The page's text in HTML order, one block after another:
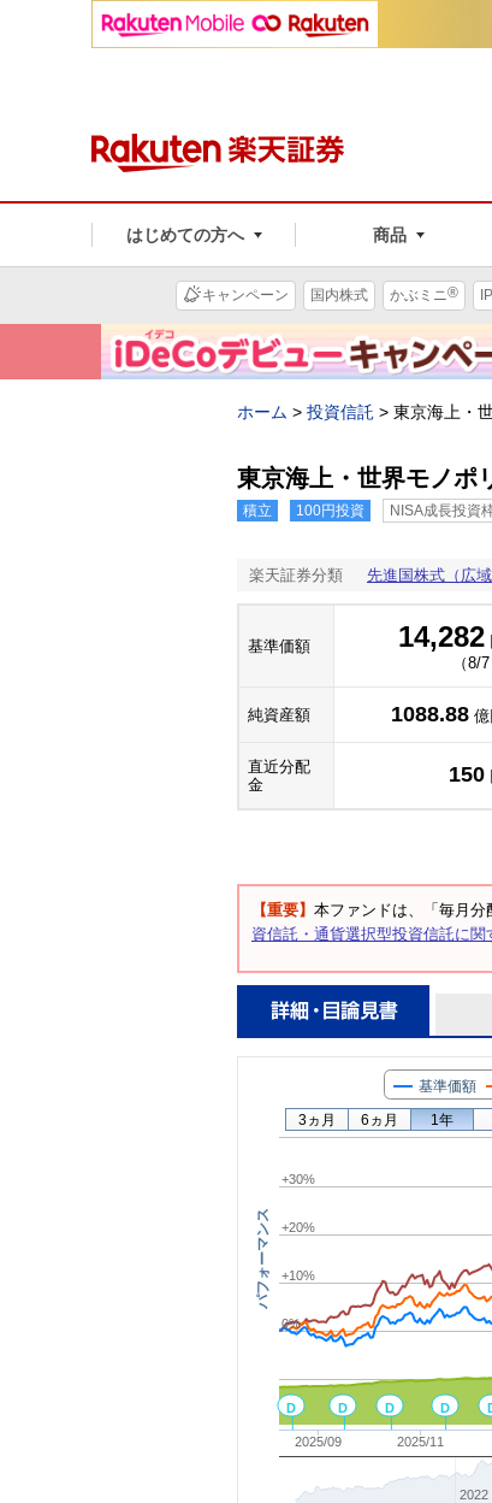
はじめての方へ 商品
キャンペーン 国内株式 かぶミニ®
ホーム > 投資信託 > 東京海上・
東京海上・世界モノポ
積立 100円投資 NISA成長投資
楽天証券分類 先進国株式（広
基準価額 14,282
（8/7
純資産額 1088.88 億
直近分配
金
150
【重要】 本ファンドは、「毎月分
資信託・通貨選択型投資信託に関
パフォーマンス
D
D
D
D
基準価額
2025/09 2025/11
2022
0%
+10%
+20%
+30%
3ヵ月 6ヵ月 1年